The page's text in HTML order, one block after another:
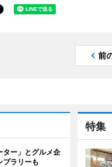
前
特集
ター」とグルメ企
ラリーも